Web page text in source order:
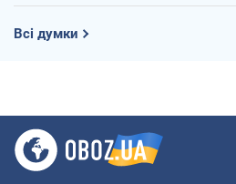
Всі думки